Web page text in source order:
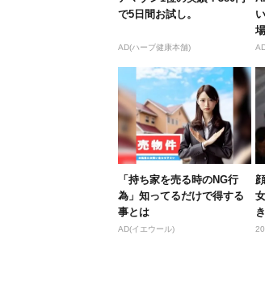
で5日間お試し。
AD(ハーブ健康本舗)
場
「持ち家を売る時のNG行
為」知ってるだけで得する
事とは
AD(イエウール)